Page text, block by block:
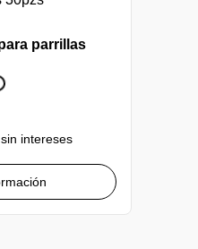
parrillas
intereses